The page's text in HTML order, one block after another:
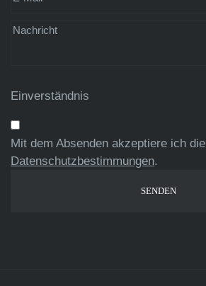
Einverständnis
Mit dem Absenden akzeptiere ich die
Datenschutzbestimmungen.